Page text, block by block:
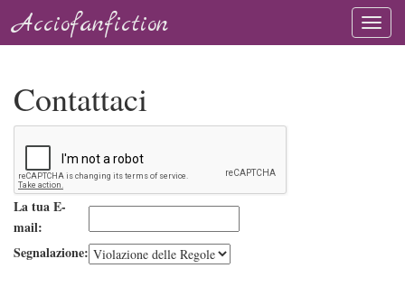
Acciofanfiction
Contattaci
La tua E-
mail:
Segnalazione: